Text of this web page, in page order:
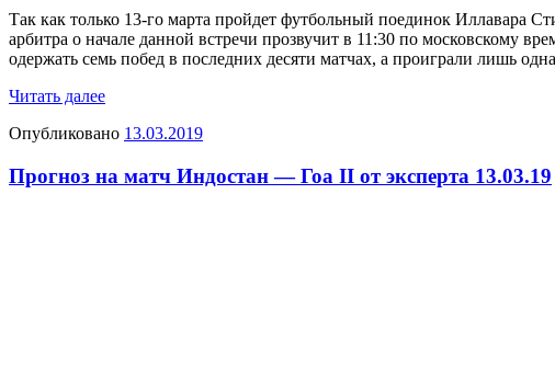
Так как только 13-го марта пройдет футбольный поединок Иллавара
арбитра о начале данной встречи прозвучит в 11:30 по московскому
одержать семь побед в последних десяти матчах, а проиграли лишь
Читать далее
Опубликовано 13.03.2019
Прогноз на матч Индостан — Гоа II от эксперта 13.03.19